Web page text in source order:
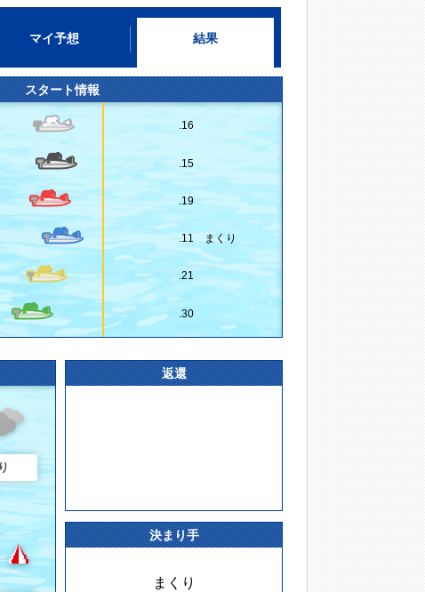
マイ予想 結果
スタート情報
.16
.15
.19
.11 まくり
.21
.30
返還
決まり手
まくり